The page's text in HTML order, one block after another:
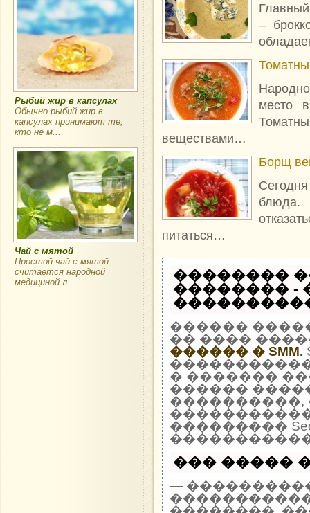
Рыбий жир в капсулах
Обычно рыбий жир в
капсулах принимают те,
кто не м...
Чай с мятой
Простой чай с мятой
считается народной
медициной л...
–
место
веществами…
Борщ
питаться…
��������
�������� -
�����������
������
�� ����
������ � SMM.
� �������
������
����������,
���������
��� �����
—